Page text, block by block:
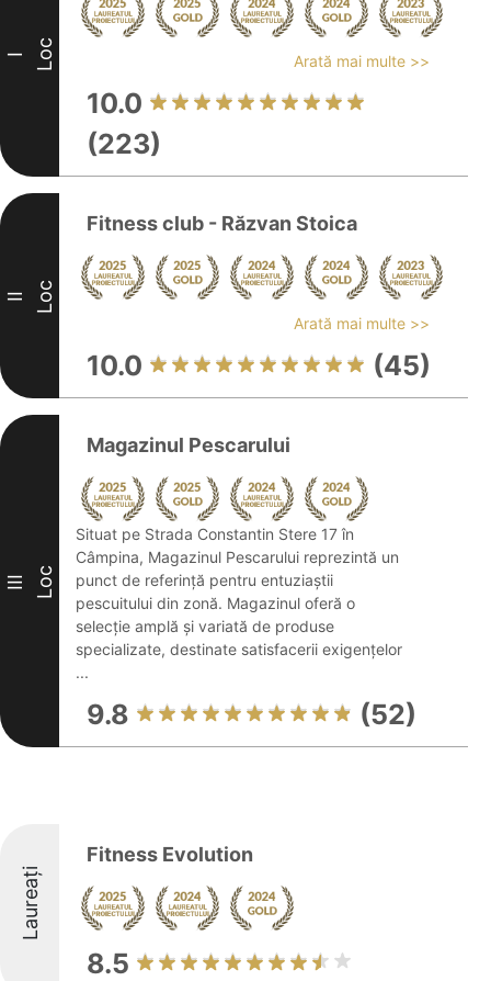
I Loc Arată mai multe >>
10.0
(223)
II Loc
Fitness club - Răzvan Stoica
Arată mai multe >>
10.0 (45)
III Loc
Magazinul Pescarului
Situat pe Strada Constantin Stere 17 în
Câmpina, Magazinul Pescarului reprezintă un
punct de referință pentru entuziaștii
pescuitului din zonă. Magazinul oferă o
selecție amplă și variată de produse
specializate, destinate satisfacerii exigențelor
...
9.8 (52)
Laureați
Fitness Evolution
8.5